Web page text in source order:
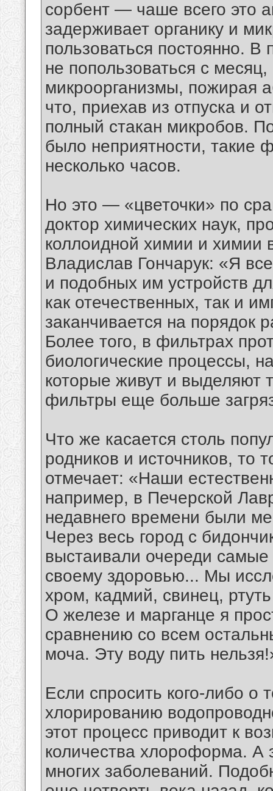
сорбент — чаше всего это
задерживает органику и
пользоваться постоянно.
не попользоваться с
микроорганизмы, пожирая
что, приехав из отпуска и
полный стакан микробов.
было неприятности, такие
несколько часов.
Но это — «цветочки» по
доктор химических наук,
коллоидной химии и
Владислав Гончарук: «Я
и подобных им устройств
как отечественных, так и
заканчивается на порядок
Более того, в фильтрах
биологические процессы,
которые живут и выделяют
фильтры еще больше
Что же касается столь
родников и источников, то
отмечает: «Наши
например, в Печерской
недавнего времени были
Через весь город с
выстаивали очереди
своему здоровью... Мы
хром, кадмий, свинец,
О железе и марганце я
сравнению со всем
моча. Эту воду пить
Если спросить кого-либо о
хлорированию
этот процесс приводит к
количества хлороформа. А
многих заболеваний.